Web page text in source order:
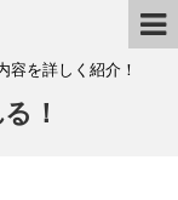
容を詳しく紹介！
！